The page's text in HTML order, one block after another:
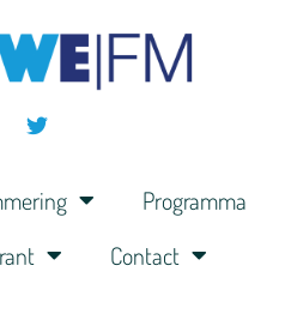
Programma
Contact